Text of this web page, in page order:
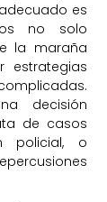
es
no solo
la maraña
estrategias
decisión
de casos
policial, o